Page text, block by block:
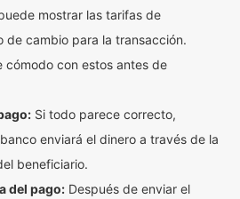
mostrar las tarifas de
de cambio para la transacción.
cómodo con estos antes de
Si todo parece correcto,
enviará el dinero a través de la
beneficiario.
del pago: Después de enviar el